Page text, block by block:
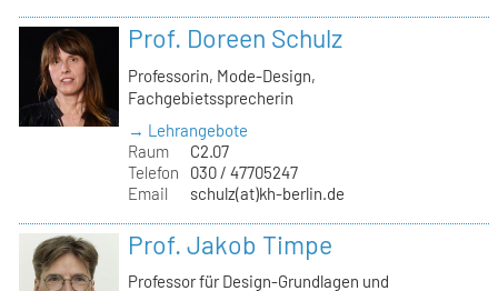
Prof. Doreen Schulz
Professorin, Mode-Design,
Fachgebietssprecherin
→ Lehrangebote
Raum
C2.07
Telefon
030 / 47705247
Email
schulz(at)kh-berlin.de
Prof. Jakob Timpe
Professor für Design-Grundlagen und